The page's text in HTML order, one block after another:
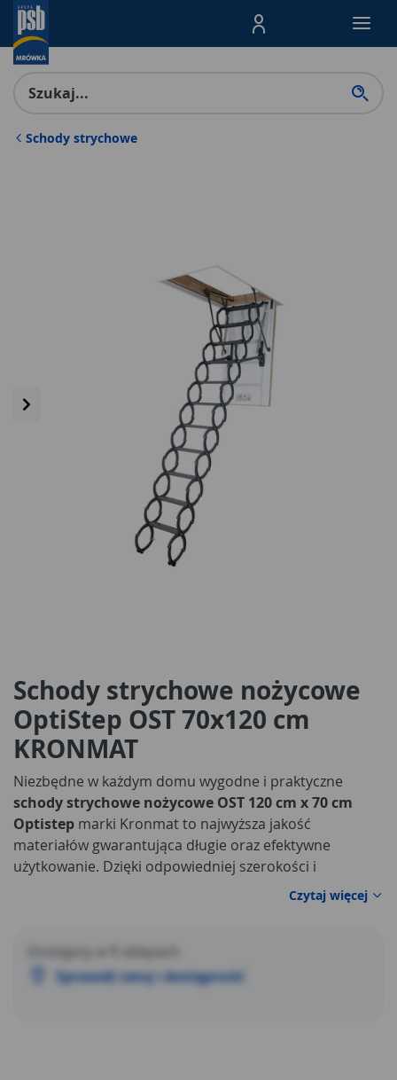
Menu Produktów,
Schody strychowe
Schody strychowe nożycowe
OptiStep OST 70x120 cm
KRONMAT
Niezbędne w każdym domu wygodne i praktyczne
schody strychowe nożycowe OST 120 cm x 70 cm
Optistep marki Kronmat to najwyższa jakość
materiałów gwarantująca długie oraz efektywne
użytkowanie. Dzięki odpowiedniej szerokości i
są stabilne i zapewniają
strychowych nożycowych OST 120 cm x 70 cm
OptistepKronmat to przede wszystkim:
Czytaj więcej
Dostępny w
sklepach
Sprawdź cenę i dostępność